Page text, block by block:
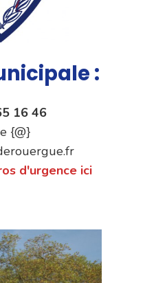
:
16 46
{@}
d'urgence ici